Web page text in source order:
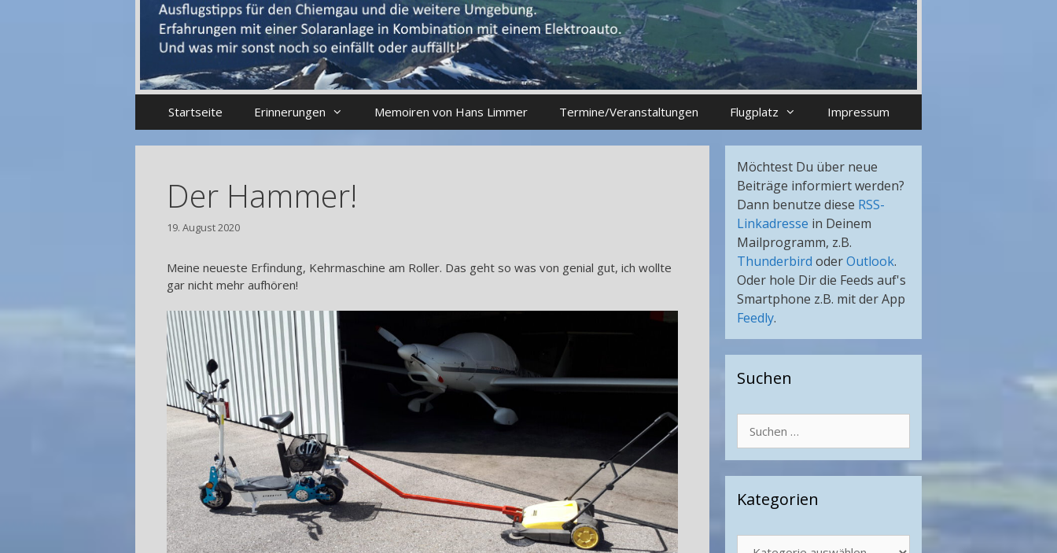
Startseite Erinnerungen Memoiren von Hans Limmer Termine/Veranstaltungen Flugplatz Impressum
Der Hammer!
19. August 2020
Meine neueste Erfindung, Kehrmaschine am Roller. Das geht so was von genial gut, ich wollte
gar nicht mehr aufhören!
Möchtest Du über neue
Beiträge informiert werden?
Dann benutze diese RSS-
Linkadresse in Deinem
Mailprogramm, z.B.
Thunderbird oderOutlook.
Oder hole Dir die Feeds auf's
Smartphone z.B. mit der App
Feedly.
Suchen
nach:
Kategorien